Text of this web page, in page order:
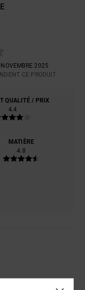
NOVEMBRE 2025
CE PRODUIT
QUALITÉ / PRIX
4.4
MATIÈRE
4.8